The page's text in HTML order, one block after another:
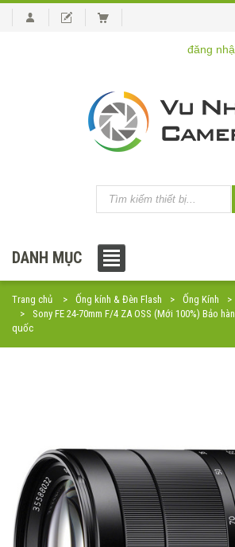
đăng
DANH MỤC
Trang chủ Ống kính & Đèn Flash Ống Kính
Sony FE 24-70mm F/4 ZA OSS (Mới 100%) Bảo
quốc